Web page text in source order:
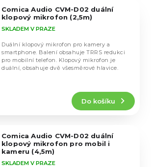
Comica Audio CVM-D02 duální
klopový mikrofon (2,5m)
SKLADEM V PRAZE
Do košíku
Duální klopový mikrofon pro kamery a
smartphone. Balení obsahuje TRRS redukci
pro mobilní telefon. Klopový mikrofon je
duální, obsahuje dvě všesměrové hlavice.
Comica Audio CVM-D02 duální
klopový mikrofon pro mobil i
kameru (4,5m)
SKLADEM V PRAZE